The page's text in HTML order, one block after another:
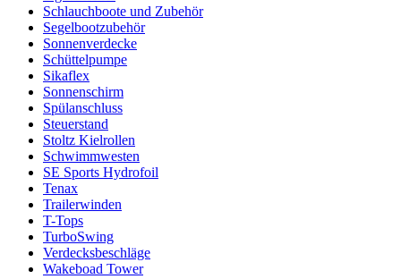
Schlauchboote und Zubehör
Segelbootzubehör
Sonnenverdecke
Schüttelpumpe
Sikaflex
Sonnenschirm
Spülanschluss
Steuerstand
Stoltz Kielrollen
Schwimmwesten
SE Sports Hydrofoil
Tenax
Trailerwinden
T-Tops
TurboSwing
Verdecksbeschläge
Wakeboad Tower